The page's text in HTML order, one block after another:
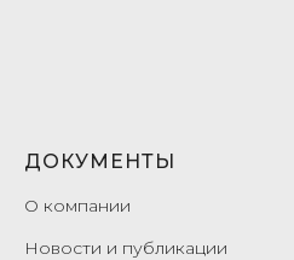
ДОКУМЕНТЫ
О компании
Новости и публикации